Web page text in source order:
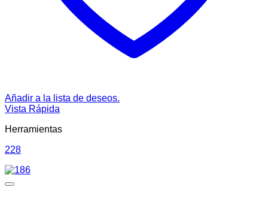
Añadir a la lista de deseos.
Vista Rápida
Herramientas
228